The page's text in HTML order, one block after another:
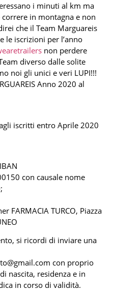
i minuti al km ma
in montagna e non
che il Team Marguareis
le iscrizioni per l’anno
non perdere
diverso dalle solite
noi gli unici e veri LUPI!!!
Anno 2020 al
iscritti entro Aprile 2020
con causale nome
FARMACIA TURCO, Piazza
si ricordi di inviare una
con proprio
nascita, residenza e in
in corso di validità.